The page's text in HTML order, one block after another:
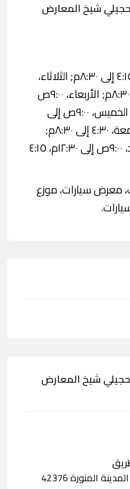
شيخ المعارض
الاثنين، ٩:٠٠ص إلى ١٢:٣٠م، ٤:١٥ إلى ٨:٣٠م; الثلاثاء،
٩:٠٠ص إلى ١٢:٣٠م، ٤:١٥ إلى ٨:٣٠م; الأربعاء، ٩:٠٠ص
إلى ١٢:٣٠م، ٤:١٥ إلى ٨:٣٠م; الخميس، ٩:٠٠ص إلى
١٢:٣٠م، ٤:١٥ إلى ٨:٣٠م; الجمعة، ٤:٣٠ إلى ٨:٣٠م;
السبت، ٤:٠٠ إلى ٨:٣٠م; الأحد، ٩:٠٠ص إلى ١٢:٣٠م، ٤:١٥
معرض سيارات، موزع
شيخ المعارض
المنورة 42376